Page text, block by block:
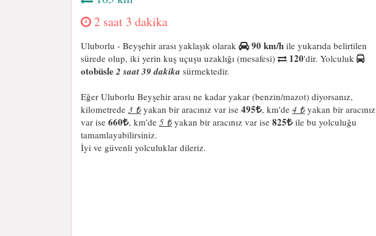
2 saat 3 dakika
Uluborlu - Beyşehir arası yaklaşık olarak 90 km/h ile yukarıda belirtilen
sürede olup, iki yerin kuş uçuşu uzaklığı (mesafesi)
120'dir. Yolculuk
otobüsle2 saat 39 dakika sürmektedir.
Eğer Uluborlu Beyşehir arası ne kadar yakar (benzin/mazot) diyorsanız,
kilometrede 3 ₺yakan bir aracınız var ise 495 , km'de 4 ₺yakan bir aracınız
var ise 660 , km'de 5 ₺yakan bir aracınız var ise 825
ile bu yolculuğu
tamamlayabilirsiniz.
İyi ve güvenli yolculuklar dileriz.